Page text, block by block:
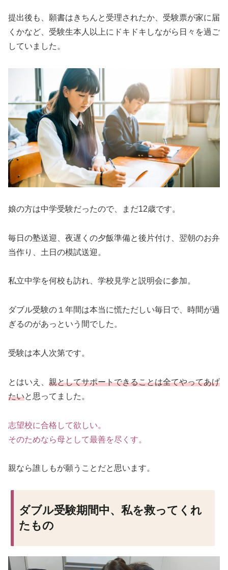
提出後も、願書はきちんと受理されたか、受験票が家に届
くかなど、受験生本人以上にドキドキしながら日々を過ご
していました。
娘の方は中学受験だったので、まだ12歳です。
毎日の塾送迎、夜遅くの夕飯準備と後片付け、翌朝のお弁
当作り、土日の模試送迎。
私立中学を何校も訪れ、学校見学と説明会に参加。
ダブル受験の１年間は本当に慌ただしい毎日で、時間が過
ぎるのがあっという間でした。
受験は本人次第です。
とはいえ、 親としてサポートできることは全てやってあげ
たいと思ってました。
志望校に合格して欲しい。
そのためなら母として最善を尽くす。
親なら誰しもが願うことだと思います。
ダブル受験期間中、私を救ってくれ
たもの